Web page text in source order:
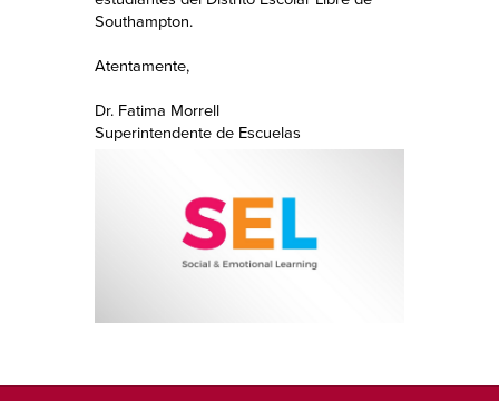
Southampton.
Atentamente,
Dr. Fatima Morrell
Superintendente de Escuelas